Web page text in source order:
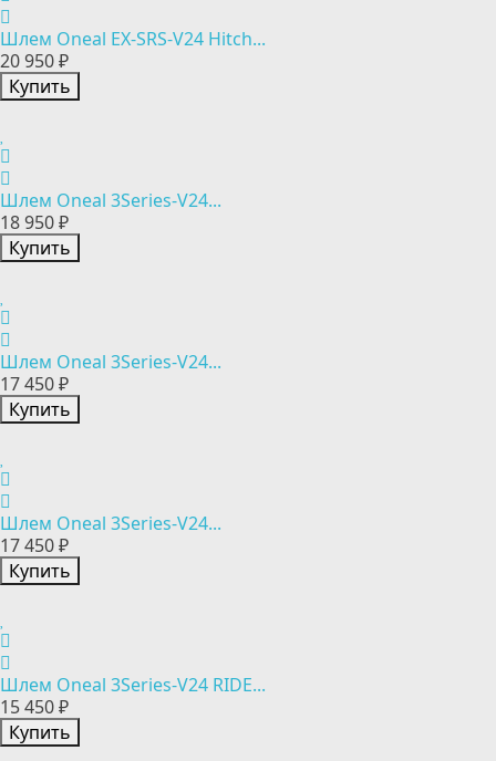
Шлем Oneal EX-SRS-V24 Hitch...
20 950 ₽
Купить
Шлем Oneal 3Series-V24...
18 950 ₽
Купить
Шлем Oneal 3Series-V24...
17 450 ₽
Купить
Шлем Oneal 3Series-V24...
17 450 ₽
Купить
Шлем Oneal 3Series-V24 RIDE...
15 450 ₽
Купить